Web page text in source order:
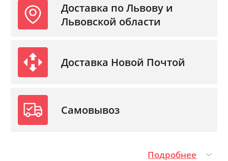
Доставка по Львову и
Львовской области
Доставка Новой Почтой
Самовывоз
Подробнее